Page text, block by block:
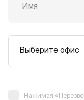
Имя
Выберите офис
Нажимая